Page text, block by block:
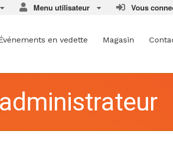
Vous
Menu utilisateur
en vedette Magasin